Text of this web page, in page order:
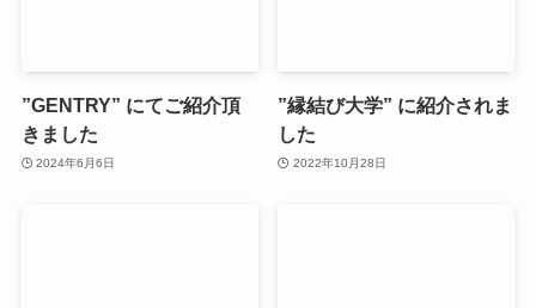
”GENTRY” にてご紹介頂
きました
2024年6月6日
”縁結び大学” に紹介されま
した
2022年10月28日